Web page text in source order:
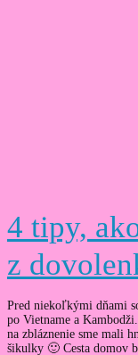
4 tipy,
z
Pred niekoľkými dňami
po Vietname a
na zbláznenie sme mali
šikulky 🙂 Cesta domov